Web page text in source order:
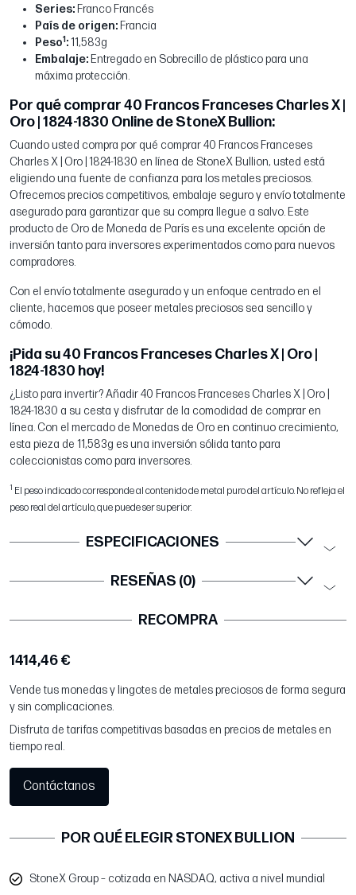
Series: Franco Francés
País de origen: Francia
Peso1: 11,583g
Embalaje: Entregado en Sobrecillo de plástico para una
máxima protección.
Por qué comprar 40 Francos Franceses Charles X |
Oro | 1824-1830 Online de StoneX Bullion:
Cuando usted compra por qué comprar 40 Francos Franceses
Charles X | Oro | 1824-1830 en línea de StoneX Bullion, usted está
eligiendo una fuente de confianza para los metales preciosos.
Ofrecemos precios competitivos, embalaje seguro y envío totalmente
asegurado para garantizar que su compra llegue a salvo. Este
producto de Oro de Moneda de París es una excelente opción de
inversión tanto para inversores experimentados como para nuevos
compradores.
Con el envío totalmente asegurado y un enfoque centrado en el
cliente, hacemos que poseer metales preciosos sea sencillo y
cómodo.
¡Pida su 40 Francos Franceses Charles X | Oro |
1824-1830 hoy!
¿Listo para invertir? Añadir 40 Francos Franceses Charles X | Oro |
1824-1830 a su cesta y disfrutar de la comodidad de comprar en
línea. Con el mercado de Monedas de Oro en continuo crecimiento,
esta pieza de 11,583g es una inversión sólida tanto para
coleccionistas como para inversores.
1 El peso indicado corresponde al contenido de metal puro del artículo. No refleja el
peso real del artículo, que puede ser superior.
ESPECIFICACIONES
RESEÑAS (0)
RECOMPRA
1414,46 €
Vende tus monedas y lingotes de metales preciosos de forma segura
y sin complicaciones.
Disfruta de tarifas competitivas basadas en precios de metales en
tiempo real.
Contáctanos
POR QUÉ ELEGIR STONEX BULLION
StoneX Group – cotizada en NASDAQ, activa a nivel mundial